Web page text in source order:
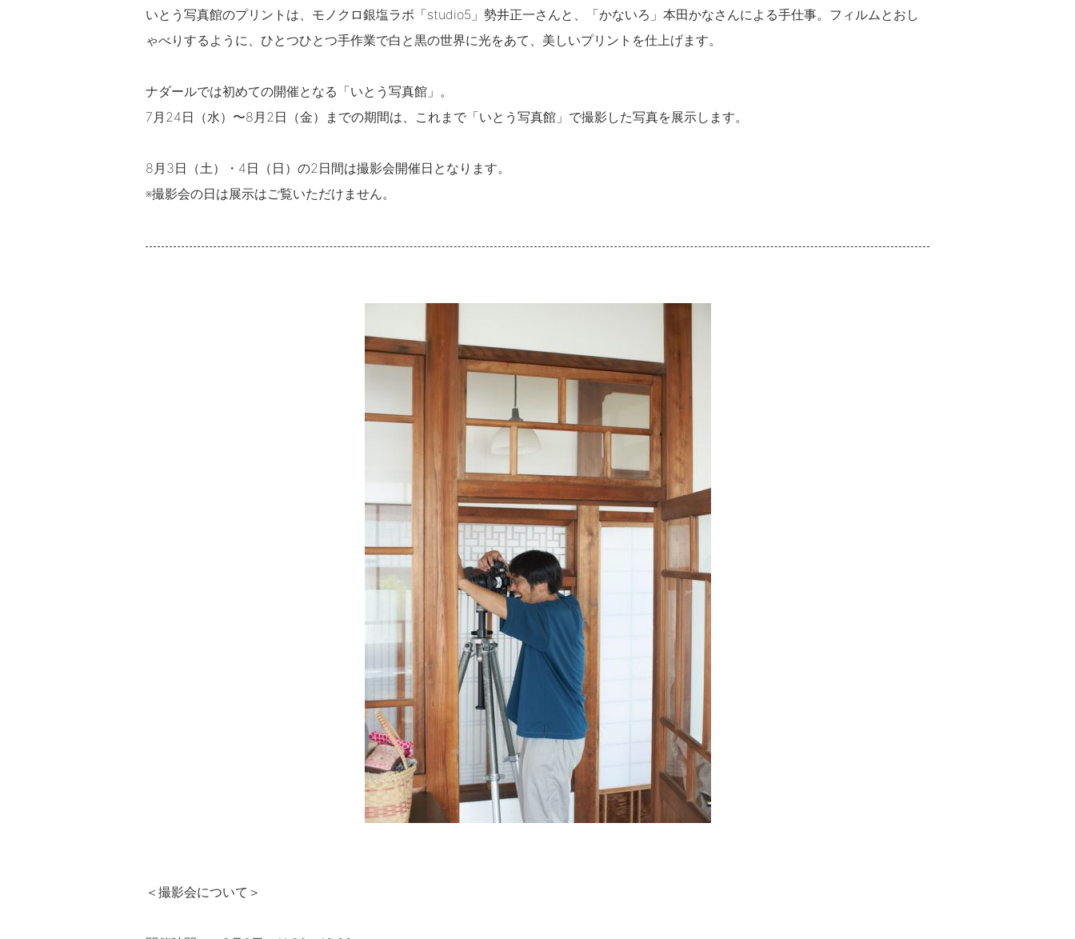
いとう写真館のプリントは、モノクロ銀塩ラボ「studio5」勢井正一さんと、「かないろ」本田かなさんによる手仕事。フィルムとおし
ゃべりするように、ひとつひとつ手作業で白と黒の世界に光をあて、美しいプリントを仕上げます。
ナダールでは初めての開催となる「いとう写真館」。
7月24日（水）〜8月2日（金）までの期間は、これまで「いとう写真館」で撮影した写真を展示します。
8月3日（土）・4日（日）の2日間は撮影会開催日となります。
※撮影会の日は展示はご覧いただけません。
＜撮影会について＞